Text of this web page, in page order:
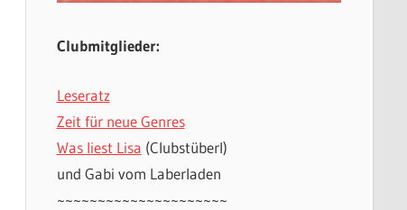
Clubmitglieder:
Leseratz
Zeit für neue Genres
Was liest Lisa (Clubstüberl)
und Gabi vom Laberladen
~~~~~~~~~~~~~~~~~~~~~